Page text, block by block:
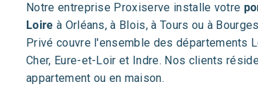
Notre entreprise Proxiserve installe votre
Loire à Orléans, à Blois, à Tours ou à
Privé couvre l'ensemble des départements
Cher, Eure-et-Loir et Indre. Nos clients
appartement ou en maison.